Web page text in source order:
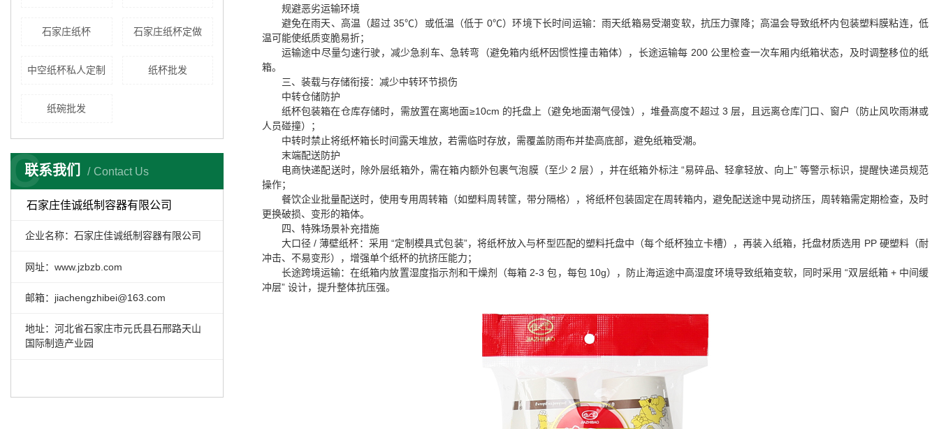
石家庄纸杯 石家庄纸杯定做
中空纸杯私人定制 纸杯批发
纸碗批发
联系我们 Contact Us
C
石家庄佳诚纸制容器有限公司
企业名称：石家庄佳诚纸制容器有限公司
网址： www.jzbzb.com
邮箱：jiachengzhibei@163.com
地址：河北省石家庄市元氏县石邢路天山
国际制造产业园
规避恶劣运输环境
避免在雨天、高温（超过 35℃）或低温（低于 0℃）环境下长时间运输：雨天纸箱易受潮变软，抗压力骤降；高温会导致纸杯内包装塑料膜粘连，低
温可能使纸质变脆易折；
运输途中尽量匀速行驶，减少急刹车、急转弯（避免箱内纸杯因惯性撞击箱体），长途运输每 200 公里检查一次车厢内纸箱状态，及时调整移位的纸
箱。
三、装载与存储衔接：减少中转环节损伤
中转仓储防护
纸杯包装箱在仓库存储时，需放置在离地面≥10cm 的托盘上（避免地面潮气侵蚀），堆叠高度不超过 3 层，且远离仓库门口、窗户（防止风吹雨淋或
人员碰撞）；
中转时禁止将纸杯箱长时间露天堆放，若需临时存放，需覆盖防雨布并垫高底部，避免纸箱受潮。
末端配送防护
电商快递配送时，除外层纸箱外，需在箱内额外包裹气泡膜（至少 2 层），并在纸箱外标注 “易碎品、轻拿轻放、向上” 等警示标识，提醒快递员规范
操作；
餐饮企业批量配送时，使用专用周转箱（如塑料周转筐，带分隔格），将纸杯包装固定在周转箱内，避免配送途中晃动挤压，周转箱需定期检查，及时
更换破损、变形的箱体。
四、特殊场景补充措施
大口径 / 薄壁纸杯：采用 “定制模具式包装”，将纸杯放入与杯型匹配的塑料托盘中（每个纸杯独立卡槽），再装入纸箱，托盘材质选用 PP 硬塑料（耐
冲击、不易变形），增强单个纸杯的抗挤压能力；
长途跨境运输：在纸箱内放置湿度指示剂和干燥剂（每箱 2-3 包，每包 10g），防止海运途中高湿度环境导致纸箱变软，同时采用 “双层纸箱 + 中间缓
冲层” 设计，提升整体抗压强。